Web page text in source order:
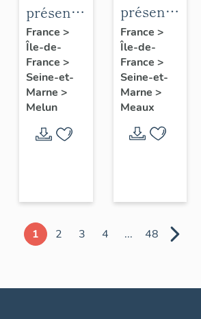
présentation
de
l'étude
du
patrimoine
de
Melun
France >
Île-de-
France >
Seine-et-
Marne >
Melun
de
l'étude
du
patrimoine
de
Meaux
France >
Île-de-
France >
Seine-et-
Marne >
Meaux
1 2 3 4 ... 48